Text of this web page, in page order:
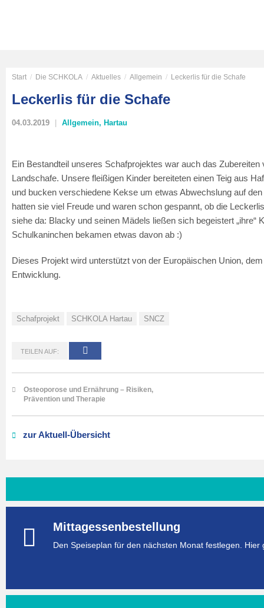
Start / Die SCHKOLA / Aktuelles / Allgemein / Leckerlis für die Schafe
Leckerlis für die Schafe
04.03.2019 Allgemein, Hartau
Ein Bestandteil unseres Schafprojektes war auch das
Landschafe. Unsere fleißigen Kinder bereiteten einen Teig aus
und bucken verschiedene Kekse um etwas Abwechslung auf
hatten sie viel Freude und waren schon gespannt, ob die
siehe da: Blacky und seinen Mädels ließen sich begeistert „ihre“
Schulkaninchen bekamen etwas davon ab :)
Dieses Projekt wird unterstützt von der Europäischen Union,
Entwicklung.
Schafprojekt SCHKOLA Hartau SNCZ
TEILEN AUF:
Osteoporose und Ernährung – Risiken,
Prävention und Therapie
zur Aktuell-Übersicht
Mittagessenbestellung
Den Speiseplan für den nächsten Monat festlegen. Hier